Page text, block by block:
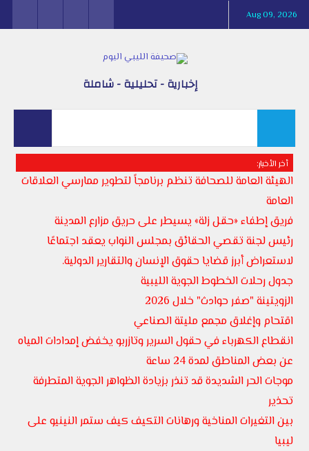
Aug 09, 2026
إخبارية - تحليلية - شاملة
أخر الأخبار:
الهيئة العامة للصحافة تنظم برنامجاً لتطوير ممارسي العلاقات
العامة
فريق إطفاء «حقل زلة» يسيطر على حريق مزارع المدينة
رئيس لجنة تقصي الحقائق بمجلس النواب يعقد اجتماعًا
لاستعراض أبرز قضايا حقوق الإنسان والتقارير الدولية.
جدول رحلات الخطوط الجوية الليبية
الزويتينة "صفر حوادث" خلال 2026
اقتحام وإغلاق مجمع مليتة الصناعي
انقطاع الكهرباء في حقول السرير وتازربو يخفض إمدادات المياه
عن بعض المناطق لمدة 24 ساعة
موجات الحر الشديدة قد تنذر بزيادة الظواهر الجوية المتطرفة
تحذير
بين التغيرات المناخية ورهانات التكيف كيف ستمر النينيو على
ليبيا